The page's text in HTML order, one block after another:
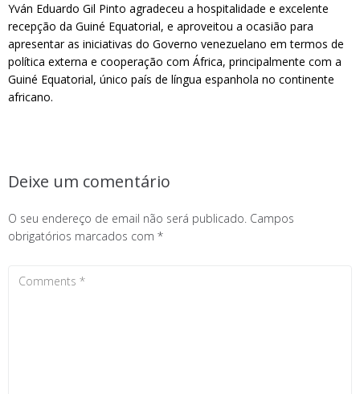
Yván Eduardo Gil Pinto agradeceu a hospitalidade e excelente
recepção da Guiné Equatorial, e aproveitou a ocasião para
apresentar as iniciativas do Governo venezuelano em termos de
política externa e cooperação com África, principalmente com a
Guiné Equatorial, único país de língua espanhola no continente
africano.
Deixe um comentário
O seu endereço de email não será publicado. Campos
obrigatórios marcados com *